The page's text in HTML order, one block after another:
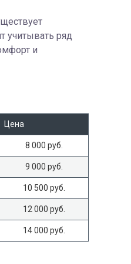
учитывать ряд
и
Цена
8 000 руб.
9 000 руб.
10 500 руб.
12 000 руб.
14 000 руб.